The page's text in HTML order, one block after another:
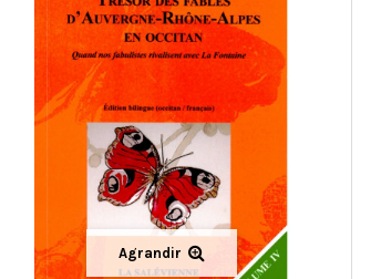
Agrandir